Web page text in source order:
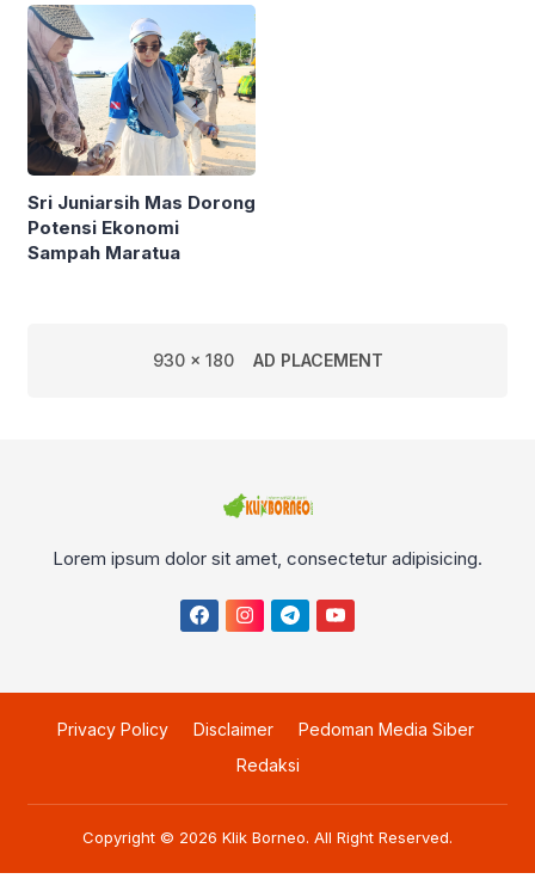
Sri Juniarsih Mas Dorong
Potensi Ekonomi
Sampah Maratua
930 x 180 AD PLACEMENT
Lorem ipsum dolor sit amet, consectetur adipisicing.
Privacy Policy Disclaimer
Pedoman Media Siber
Redaksi
Copyright © 2026 Klik Borneo. All Right Reserved.